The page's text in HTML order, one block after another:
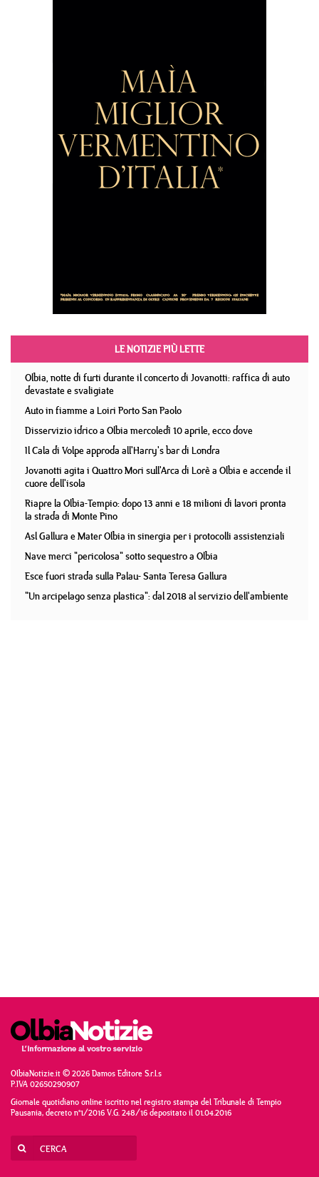
LE NOTIZIE PIÙ LETTE
Olbia, notte di furti durante il concerto di Jovanotti: raffica di auto
devastate e svaligiate
Auto in fiamme a Loiri Porto San Paolo
Disservizio idrico a Olbia mercoledì 10 aprile, ecco dove
Il Cala di Volpe approda all'Harry's bar di Londra
Jovanotti agita i Quattro Mori sull'Arca di Lorè a Olbia e accende il
cuore dell'isola
Riapre la Olbia-Tempio: dopo 13 anni e 18 milioni di lavori pronta
la strada di Monte Pino
Asl Gallura e Mater Olbia in sinergia per i protocolli assistenziali
Nave merci "pericolosa" sotto sequestro a Olbia
Esce fuori strada sulla Palau- Santa Teresa Gallura
"Un arcipelago senza plastica": dal 2018 al servizio dell'ambiente
OlbiaNotizie.it © 2026 Damos Editore S.r.l.s
P.IVA 02650290907
Giornale quotidiano online iscritto nel registro stampa del Tribunale di Tempio
Pausania, decreto n°1/2016 V.G. 248/16 depositato il 01.04.2016